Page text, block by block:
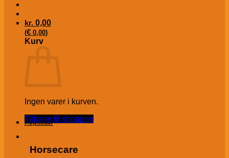
kr. 0,00
(€ 0,00)
Kurv
Ingen varer i kurven.
Tilbage til shoppen
Plejemidler
Horsecare